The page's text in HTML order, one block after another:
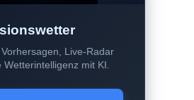
Live-Radar
Wetterintelligenz mit KI.